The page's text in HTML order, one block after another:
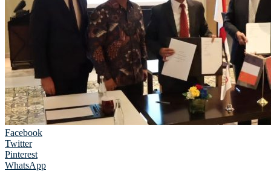
Facebook
Twitter
Pinterest
WhatsApp